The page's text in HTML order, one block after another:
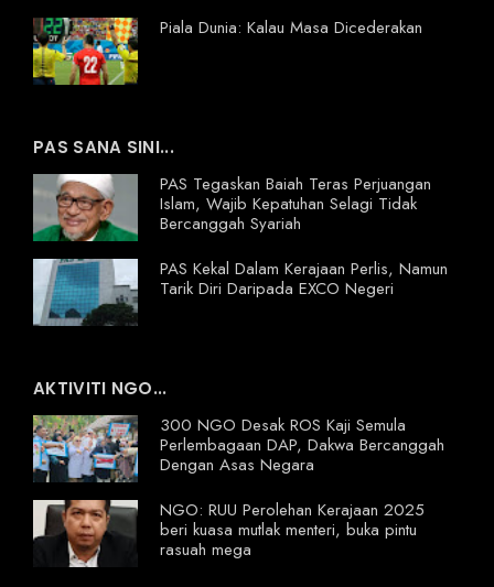
Piala Dunia: Kalau Masa Dicederakan
PAS SANA SINI...
PAS Tegaskan Baiah Teras Perjuangan
Islam, Wajib Kepatuhan Selagi Tidak
Bercanggah Syariah
PAS Kekal Dalam Kerajaan Perlis, Namun
Tarik Diri Daripada EXCO Negeri
AKTIVITI NGO...
300 NGO Desak ROS Kaji Semula
Perlembagaan DAP, Dakwa Bercanggah
Dengan Asas Negara
NGO: RUU Perolehan Kerajaan 2025
beri kuasa mutlak menteri, buka pintu
rasuah mega